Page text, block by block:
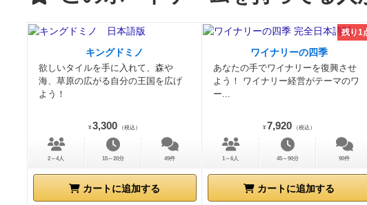
キングドミノ
欲しいタイルを手に入れて、森や
海、草原の広がる自分の王国を広げ
よう！
¥ 3,300 （税込）
2～4人 15～20分 49件
カートに追加する
残り1
ワイナリーの四季
あなたの手でワイナリーを復興させ
よう！ ワイナリー経営がテーマのワ
ー...
¥ 7,920 （税込）
1～6人 45～90分 90件
カートに追加する